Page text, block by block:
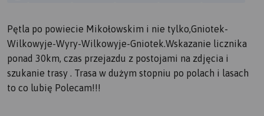
Pętla po powiecie Mikołowskim i nie tylko,Gniotek-
Wilkowyje-Wyry-Wilkowyje-Gniotek.Wskazanie licznika
ponad 30km, czas przejazdu z postojami na zdjęcia i
szukanie trasy . Trasa w dużym stopniu po polach i lasach
to co lubię Polecam!!!